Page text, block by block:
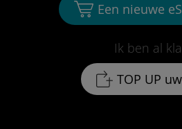
Ik ben al
TOP UP
Een nieuwe